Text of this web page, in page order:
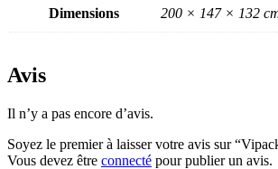
Dimensions 200 × 147 × 132
Avis
Il n’y a pas encore d’avis.
Soyez le premier à laisser votre avis sur
Vous devez être connecté pour publier un avis.